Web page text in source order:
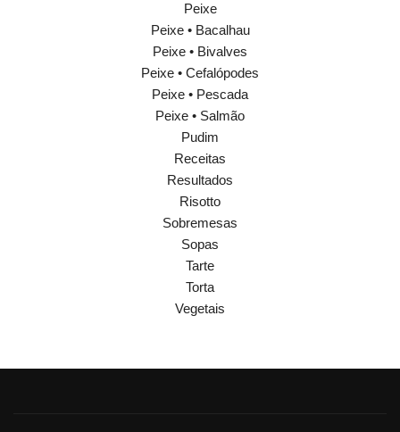
Peixe
Peixe • Bacalhau
Peixe • Bivalves
Peixe • Cefalópodes
Peixe • Pescada
Peixe • Salmão
Pudim
Receitas
Resultados
Risotto
Sobremesas
Sopas
Tarte
Torta
Vegetais